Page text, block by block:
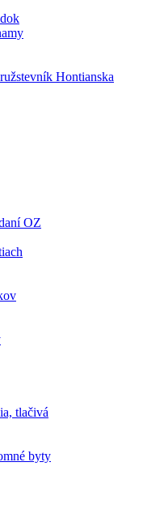
Hontianska
OZ
tlačivá
byty